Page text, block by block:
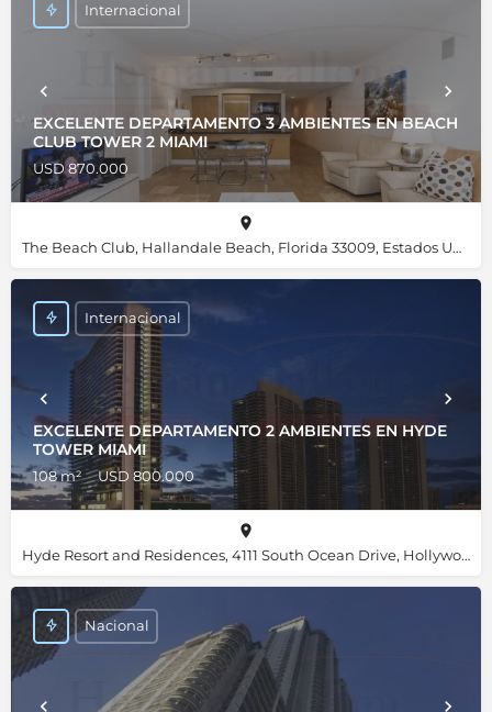
EXCELENTE DEPARTAMENTO 3 AMBIENTES EN BEACH
CLUB TOWER 2 MIAMI
USD 870.000
Internacional
The Beach Club, Hallandale Beach, Florida 33009, Estados Unidos, 25.98455, -80.11820
EXCELENTE DEPARTAMENTO 2 AMBIENTES EN HYDE
TOWER MIAMI
108 m² USD 800.000
Internacional
Hyde Resort and Residences, 4111 South Ocean Drive, Hollywood, Florida 33019, Estados Unidos, 25.98667, -80.11892
Nacional